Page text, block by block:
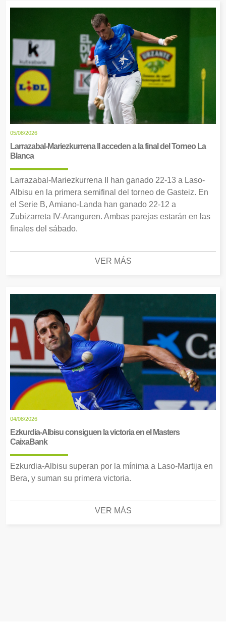
05/08/2026
Larrazabal-Mariezkurrena II acceden a la final del Torneo La
Blanca
Larrazabal-Mariezkurrena II han ganado 22-13 a Laso-
Albisu en la primera semifinal del torneo de Gasteiz. En
el Serie B, Amiano-Landa han ganado 22-12 a
Zubizarreta IV-Aranguren. Ambas parejas estarán en las
finales del sábado.
VER MÁS
04/08/2026
Ezkurdia-Albisu consiguen la victoria en el Masters
CaixaBank
Ezkurdia-Albisu superan por la mínima a Laso-Martija en
Bera, y suman su primera victoria.
VER MÁS